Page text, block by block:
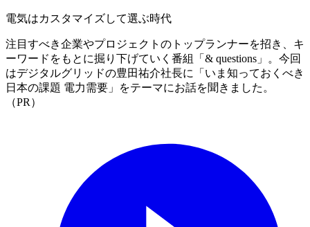
電気はカスタマイズして選ぶ時代
注目すべき企業やプロジェクトのトップランナーを招き、キ
ーワードをもとに掘り下げていく番組「& questions」。今回
はデジタルグリッドの豊田祐介社長に「いま知っておくべき
日本の課題 電力需要」をテーマにお話を聞きました。
（PR）